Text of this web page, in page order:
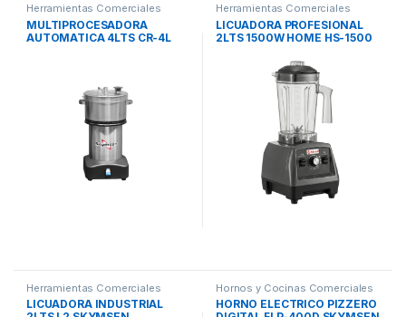
Herramientas Comerciales
MULTIPROCESADORA
AUTOMATICA 4LTS CR-4L
Herramientas Comerciales
LICUADORA PROFESIONAL
2LTS 1500W HOME HS-1500
Herramientas Comerciales
LICUADORA INDUSTRIAL
Hornos y Cocinas Comerciales
HORNO ELECTRICO PIZZERO